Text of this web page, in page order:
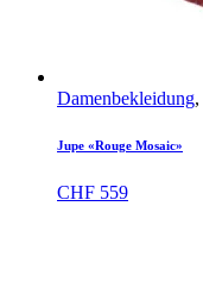
Damenbekleidung,
Jupe «Rouge Mosaic»
CHF 559